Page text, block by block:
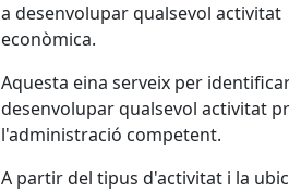
a desenvolupar qualsevol activitat
econòmica.
Aquesta eina serveix per
desenvolupar qualsevol activitat
l'administració competent.
A partir del tipus d'activitat i la